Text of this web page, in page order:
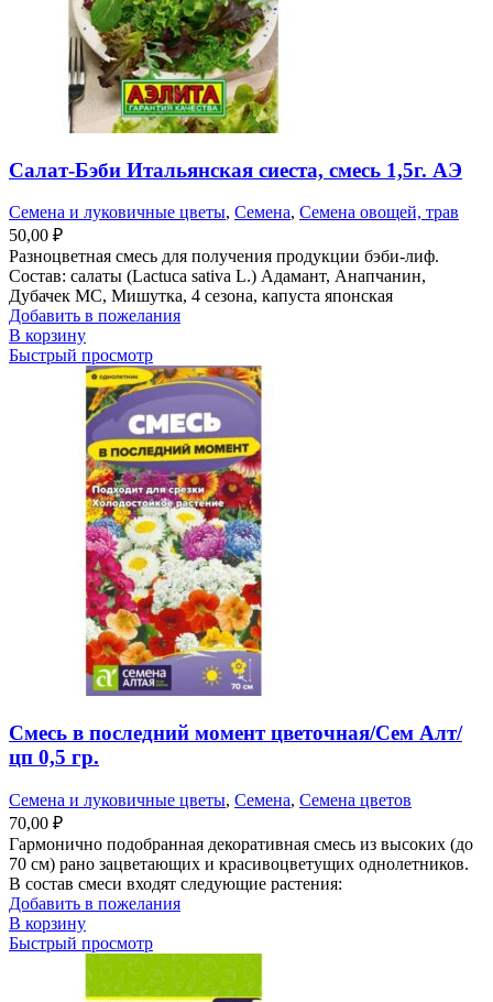
Салат-Бэби Итальянская сиеста, смесь 1,5г. АЭ
Семена и луковичные цветы, Семена, Семена овощей, трав
50,00 ₽
Разноцветная смесь для получения продукции бэби-лиф.
Состав: салаты (Lactuca sativa L.) Адамант, Анапчанин,
Дубачек МС, Мишутка, 4 сезона, капуста японская
Добавить в пожелания
В корзину
Быстрый просмотр
Смесь в последний момент цветочная/Сем Алт/
цп 0,5 гр.
Семена и луковичные цветы, Семена, Семена цветов
70,00 ₽
Гармонично подобранная декоративная смесь из высоких (до
70 см) рано зацветающих и красивоцветущих однолетников.
В состав смеси входят следующие растения:
Добавить в пожелания
В корзину
Быстрый просмотр